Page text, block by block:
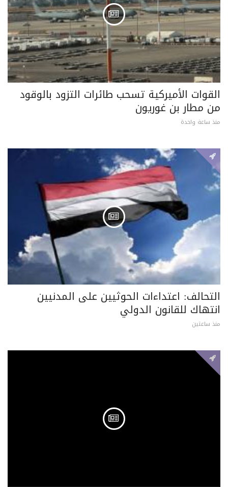
القوات الأميركية تسحب طائرات التزود بالوقود
من مطار بن غوريون
منذ ساعة واحدة
التحالف: اعتداءات الحوثيين على المدنيين
انتهاك للقانون الدولي
منذ ساعتين